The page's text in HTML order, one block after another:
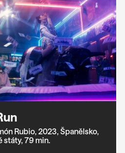
Rubio, 2023, Španělsko,
státy, 79 min.